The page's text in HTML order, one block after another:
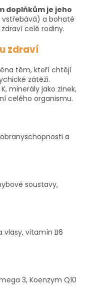
doplňkům je jeho
vstřebává) a bohaté
celé rodiny.
zdraví
těm, kteří chtějí
zátěži.
minerály jako zinek,
celého organismu.
a
soustavy,
vlasy, vitamín B6
3, Koenzym Q10